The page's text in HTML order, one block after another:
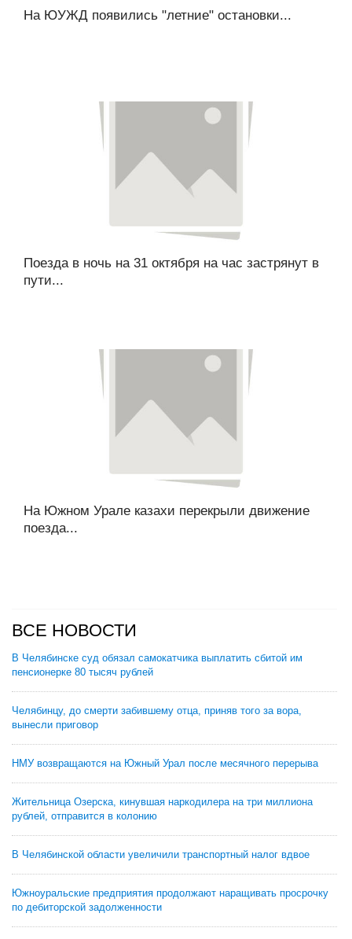
На ЮУЖД появились "летние" остановки...
Поезда в ночь на 31 октября на час застрянут в
пути...
На Южном Урале казахи перекрыли движение
поезда...
ВСЕ НОВОСТИ
В Челябинске суд обязал самокатчика выплатить сбитой им
пенсионерке 80 тысяч рублей
Челябинцу, до смерти забившему отца, приняв того за вора,
вынесли приговор
НМУ возвращаются на Южный Урал после месячного перерыва
Жительница Озерска, кинувшая наркодилера на три миллиона
рублей, отправится в колонию
В Челябинской области увеличили транспортный налог вдвое
Южноуральские предприятия продолжают наращивать просрочку
по дебиторской задолженности